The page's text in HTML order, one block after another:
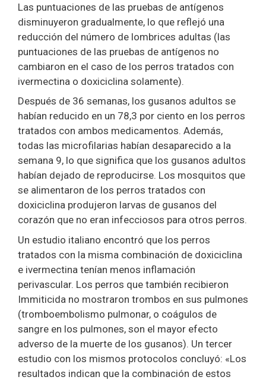
Las puntuaciones de las pruebas de antígenos
disminuyeron gradualmente, lo que reflejó una
reducción del número de lombrices adultas (las
puntuaciones de las pruebas de antígenos no
cambiaron en el caso de los perros tratados con
ivermectina o doxiciclina solamente).
Después de 36 semanas, los gusanos adultos se
habían reducido en un 78,3 por ciento en los perros
tratados con ambos medicamentos. Además,
todas las microfilarias habían desaparecido a la
semana 9, lo que significa que los gusanos adultos
habían dejado de reproducirse. Los mosquitos que
se alimentaron de los perros tratados con
doxiciclina produjeron larvas de gusanos del
corazón que no eran infecciosos para otros perros.
Un estudio italiano encontró que los perros
tratados con la misma combinación de doxiciclina
e ivermectina tenían menos inflamación
perivascular. Los perros que también recibieron
Immiticida no mostraron trombos en sus pulmones
(tromboembolismo pulmonar, o coágulos de
sangre en los pulmones, son el mayor efecto
adverso de la muerte de los gusanos). Un tercer
estudio con los mismos protocolos concluyó: «Los
resultados indican que la combinación de estos